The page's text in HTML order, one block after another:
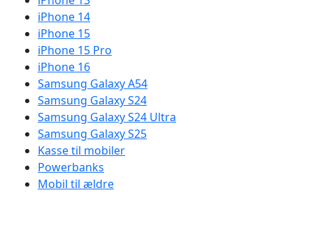
iPhone 14
iPhone 15
iPhone 15 Pro
iPhone 16
Samsung Galaxy A54
Samsung Galaxy S24
Samsung Galaxy S24 Ultra
Samsung Galaxy S25
Kasse til mobiler
Powerbanks
Mobil til ældre